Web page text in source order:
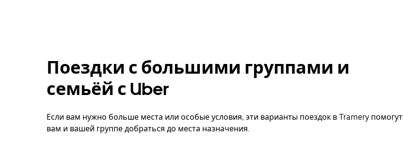
Поездки с большими группами и
семьёй с Uber
Если вам нужно больше места или особые условия, эти варианты поездок в Tramery помогут
вам и вашей группе добраться до места назначения.